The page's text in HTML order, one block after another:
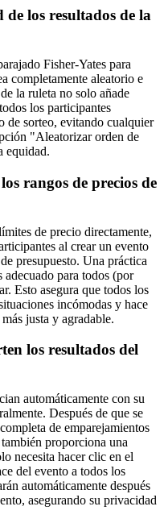
de los resultados de la
Fisher-Yates para
completamente aleatorio e
la ruleta no solo añade
los participantes
de sorteo, evitando cualquier
"Aleatorizar orden de
equidad.
rangos de precios de
de precio directamente,
al crear un evento
presupuesto. Una práctica
adecuado para todos (por
Esto asegura que todos los
incómodas y hace
justa y agradable.
los resultados del
automáticamente con su
Después de que se
de emparejamientos
proporciona una
necesita hacer clic en el
del evento a todos los
automáticamente después
asegurando su privacidad